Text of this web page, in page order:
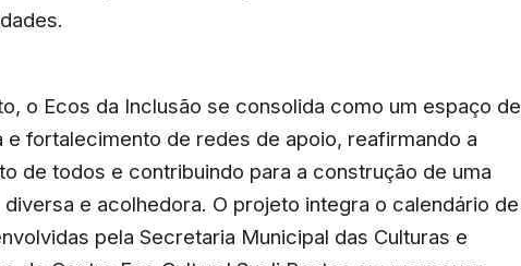
o Ecos da Inclusão se consolida como um espaço de
fortalecimento de redes de apoio, reafirmando a
de todos e contribuindo para a construção de uma
e acolhedora. O projeto integra o calendário de
pela Secretaria Municipal das Culturas e